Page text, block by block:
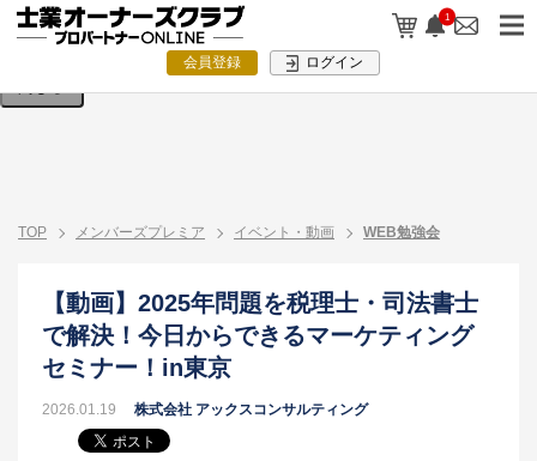
1
会員登録 ログイン
検索条件を入力してください。
TOP メンバーズプレミア イベント・動画 WEB勉強会
【動画】2025年問題を税理士・司法書士
で解決！今日からできるマーケティング
セミナー！in東京
2026.01.19 株式会社 アックスコンサルティング